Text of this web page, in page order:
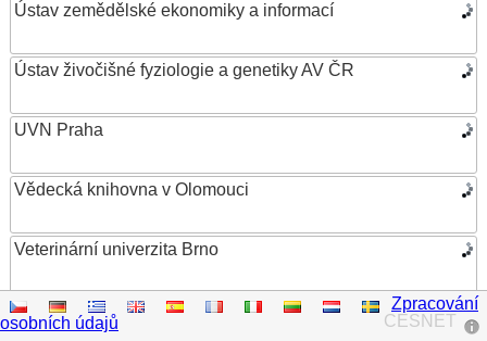
Ústav zemědělské ekonomiky a informací
Ústav živočišné fyziologie a genetiky AV ČR
UVN Praha
Vědecká knihovna v Olomouci
Veterinární univerzita Brno
VŠB – Technická univerzita Ostrava
CESNET
Zpracování
osobních údajů